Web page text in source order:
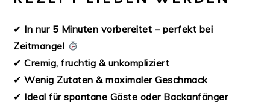
✔ In nur 5 Minuten vorbereitet – perfekt bei
Zeitmangel
✔Cremig, fruchtig & unkompliziert
✔Wenig Zutaten & maximaler Geschmack
✔ Ideal für spontane Gäste oder Backanfänger‍